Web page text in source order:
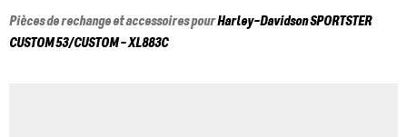
Pièces de rechange et accessoires pourHarley-DavidsonSPORTSTER
CUSTOM 53/CUSTOM - XL883C